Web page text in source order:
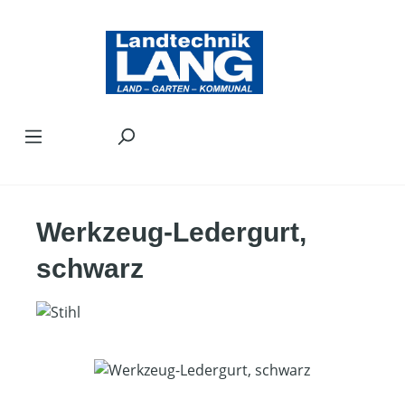
Werkzeug-Ledergurt,
schwarz
Bildergalerie überspringen